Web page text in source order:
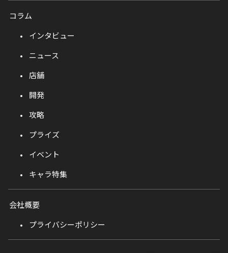
コラム
インタビュー
ニュース
店舗
開発
攻略
プライズ
イベント
キャラ特集
会社概要
プライバシーポリシー